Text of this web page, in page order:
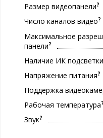
Размер видеопанели?
Число каналов видео?
Максимальное
панели?
Наличие ИК подсветки
Напряжение питания?
Поддержка
Рабочая температура?
Звук?